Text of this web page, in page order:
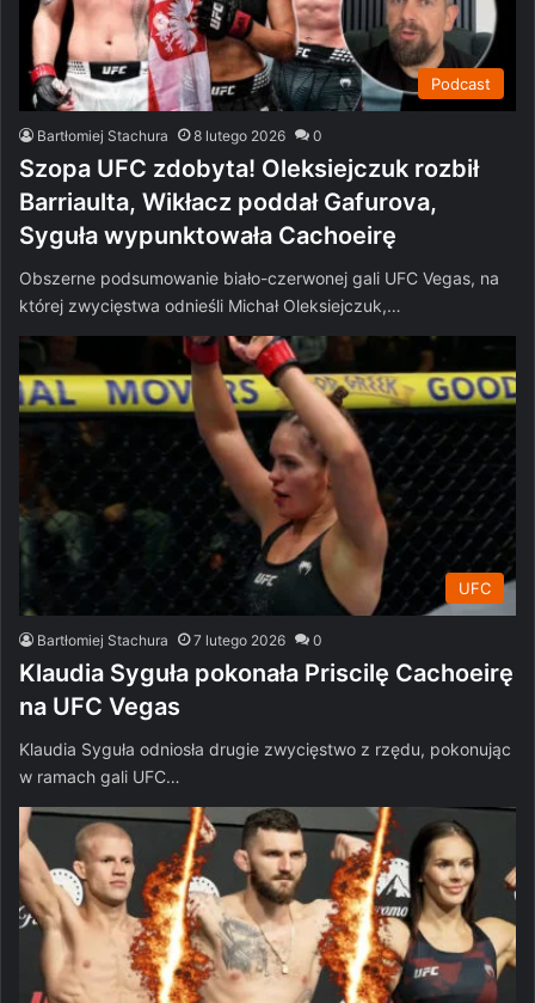
Podcast
Bartłomiej Stachura 8 lutego 2026 0
Szopa UFC zdobyta! Oleksiejczuk rozbił
Barriaulta, Wikłacz poddał Gafurova,
Syguła wypunktowała Cachoeirę
Obszerne podsumowanie biało-czerwonej gali UFC Vegas, na
której zwycięstwa odnieśli Michał Oleksiejczuk,…
UFC
Bartłomiej Stachura 7 lutego 2026 0
Klaudia Syguła pokonała Priscilę Cachoeirę
na UFC Vegas
Klaudia Syguła odniosła drugie zwycięstwo z rzędu, pokonując
w ramach gali UFC…